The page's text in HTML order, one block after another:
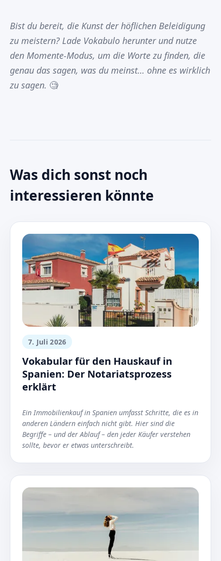
Bist du bereit, die Kunst der höflichen Beleidigung
zu meistern? Lade Vokabulo herunter und nutze
den Momente-Modus, um die Worte zu finden, die
genau das sagen, was du meinst… ohne es wirklich
zu sagen. 🧐
Was dich sonst noch
interessieren könnte
7. Juli 2026
Vokabular für den Hauskauf in
Spanien: Der Notariatsprozess
erklärt
Ein Immobilienkauf in Spanien umfasst Schritte, die es in
anderen Ländern einfach nicht gibt. Hier sind die
Begriffe – und der Ablauf – den jeder Käufer verstehen
sollte, bevor er etwas unterschreibt.